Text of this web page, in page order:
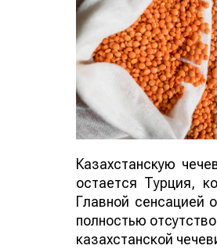
Казахстанскую
остается Турция,
Главной сенсацией
полностью
казахстанской